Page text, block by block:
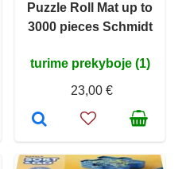
Puzzle Roll Mat up to
3000 pieces Schmidt
turime prekyboje (1)
23,00 €